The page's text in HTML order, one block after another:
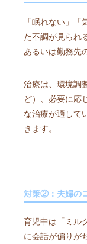
「眠れない」
た不調が見られ
あるいは勤務先
治療は、環境調
ど）、必要に応
な治療が適して
きます。
対策②：夫婦の
育児中は「ミル
に会話が偏りが